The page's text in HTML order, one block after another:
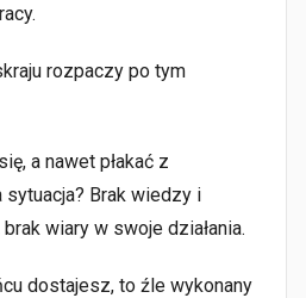
rozpaczy po tym
a nawet płakać z
sytuacja? Brak wiedzy i
wiary w swoje działania.
dostajesz, to źle wykonany